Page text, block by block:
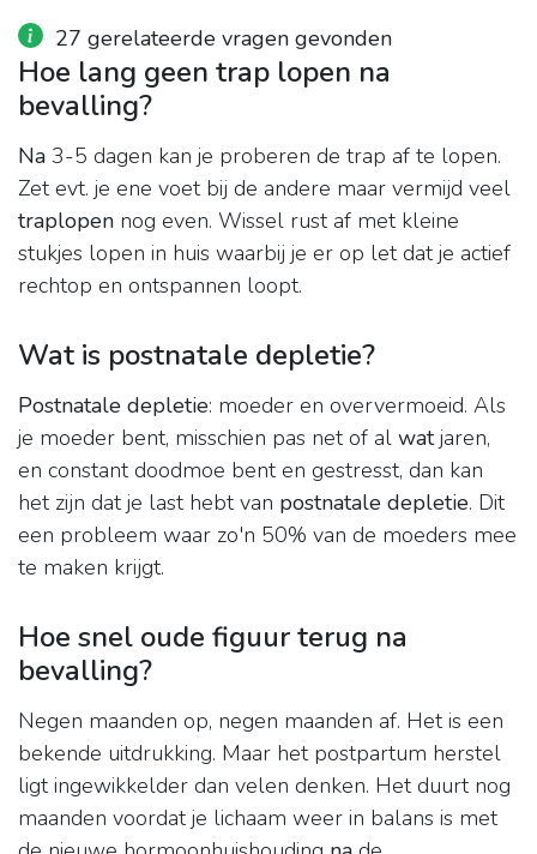
27 gerelateerde vragen gevonden
Hoe lang geen trap lopen na
bevalling?
Na 3-5 dagen kan je proberen de trap af te lopen.
Zet evt. je ene voet bij de andere maar vermijd veel
traplopen nog even. Wissel rust af met kleine
stukjes lopen in huis waarbij je er op let dat je actief
rechtop en ontspannen loopt.
Wat is postnatale depletie?
Postnatale depletie: moeder en oververmoeid. Als
je moeder bent, misschien pas net of al watjaren,
en constant doodmoe bent en gestresst, dan kan
het zijn dat je last hebt van postnatale depletie. Dit
een probleem waar zo'n 50% van de moeders mee
te maken krijgt.
Hoe snel oude figuur terug na
bevalling?
Negen maanden op, negen maanden af. Het is een
bekende uitdrukking. Maar het postpartum herstel
ligt ingewikkelder dan velen denken. Het duurt nog
maanden voordat je lichaam weer in balans is met